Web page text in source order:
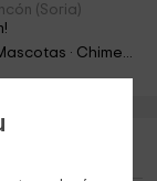
(Soria)
Barbacoa · Mascotas · Chimenea